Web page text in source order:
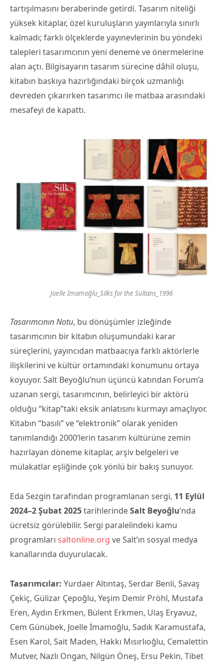
tartışılmasını beraberinde getirdi. Tasarım niteliği
yüksek kitaplar, özel kuruluşların yayınlarıyla sınırlı
kalmadı; farklı ölçeklerde yayınevlerinin bu yöndeki
talepleri tasarımcının yeni deneme ve önermelerine
alan açtı. Bilgisayarın tasarım sürecine dâhil oluşu,
kitabın baskıya hazırlığındaki birçok uzmanlığı
devreden çıkarırken tasarımcı ile matbaa arasındaki
mesafeyi de kapattı.
Joelle İmamoğlu_Silks for the Sultans_1996
Tasarımcının Notu, bu dönüşümler izleğinde
tasarımcının bir kitabın oluşumundaki karar
süreçlerini, yayıncıdan matbaacıya farklı aktörlerle
ilişkilerini ve kültür ortamındaki konumunu ortaya
koyuyor. Salt Beyoğlu’nun üçüncü katından Forum’a
uzanan sergi, tasarımcının, belirleyici bir aktörü
olduğu “kitap”taki eksik anlatısını kurmayı amaçlıyor.
Kitabın “basılı” ve “elektronik” olarak yeniden
tanımlandığı 2000’lerin tasarım kültürüne zemin
hazırlayan döneme kitaplar, arşiv belgeleri ve
mülakatlar eşliğinde çok yönlü bir bakış sunuyor.
Eda Sezgin tarafından programlanan sergi, 11 Eylül
2024–2 Şubat 2025tarihlerindeSalt Beyoğlu’nda
ücretsiz görülebilir. Sergi paralelindeki kamu
programları saltonline.org ve Salt’ın sosyal medya
kanallarında duyurulacak.
Tasarımcılar: Yurdaer Altıntaş, Serdar Benli, Savaş
Çekiç, Gülizar Çepoğlu, Yeşim Demir Pröhl, Mustafa
Eren, Aydın Erkmen, Bülent Erkmen, Ulaş Eryavuz,
Cem Günübek, Joelle İmamoğlu, Sadık Karamustafa,
Esen Karol, Sait Maden, Hakkı Mısırlıoğlu, Cemalettin
Mutver, Nazlı Ongan, Nilgün Öneş, Ersu Pekin, Tibet